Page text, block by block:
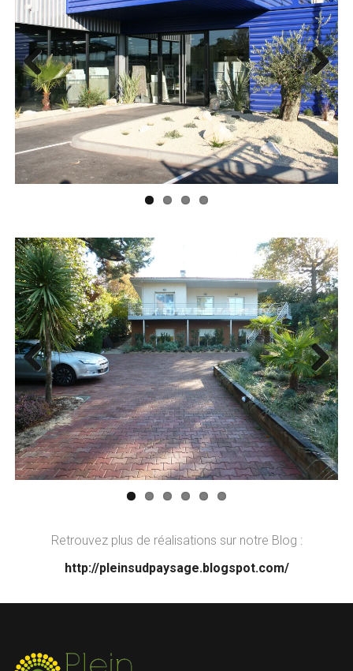
Previ
ous
Next
Previ
ous
Next
Retrouvez plus de réalisations sur notre Blog :
http://pleinsudpaysage.blogspot.com/